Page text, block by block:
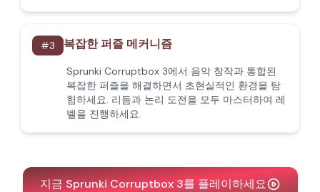
#3 복잡한 퍼즐 메커니즘
Sprunki Corruptbox 3에서 음악 창작과 통합된
복잡한 퍼즐을 해결하면서 초현실적인 환경을 탐
험하세요. 리듬과 논리 도전을 모두 마스터하여 레
벨을 진행하세요.
지금 Sprunki Corruptbox 3를 플레이하세요